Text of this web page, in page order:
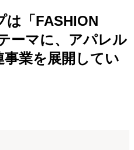
は「FASHION
ーマに、アパレル
業を展開してい